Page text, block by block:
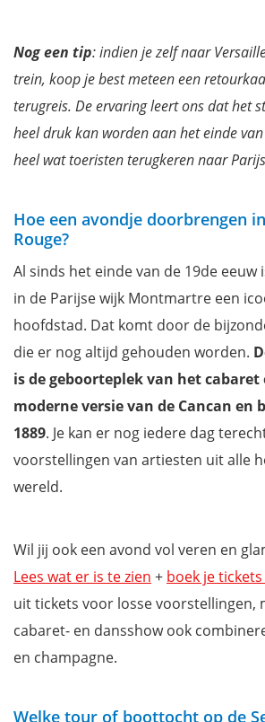
Nog een tip: indien je zelf naar
trein, koop je best meteen een
terugreis. De ervaring leert ons dat het
heel druk kan worden aan het einde
heel wat toeristen terugkeren naar
Hoe een avondje doorbrengen
Rouge?
Al sinds het einde van de 19de eeuw
in de Parijse wijk Montmartre een
hoofdstad. Dat komt door de
die er nog altijd gehouden worden.
is de geboorteplek van het cabaret
moderne versie van de Cancan en
1889. Je kan er nog iedere dag
voorstellingen van artiesten uit alle
wereld.
Wil jij ook een avond vol veren en
Lees wat er is te zien + boek je
uit tickets voor losse voorstellingen,
cabaret- en dansshow ook
en champagne.
Welke tour of boottocht op de